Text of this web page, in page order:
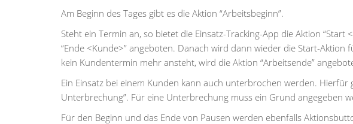
Am Beginn des Tages gibt es die Aktion “Arbeitsbeginn”.
Steht ein Termin an, so bietet die Einsatz-Tracking-App die Aktion
“Ende <Kunde>” angeboten. Danach wird dann wieder die Start-
kein Kundentermin mehr ansteht, wird die Aktion “Arbeitsende”
Ein Einsatz bei einem Kunden kann auch unterbrochen werden. Hierfür
Unterbrechung”. Für eine Unterbrechung muss ein Grund angegeben
Für den Beginn und das Ende von Pausen werden ebenfalls